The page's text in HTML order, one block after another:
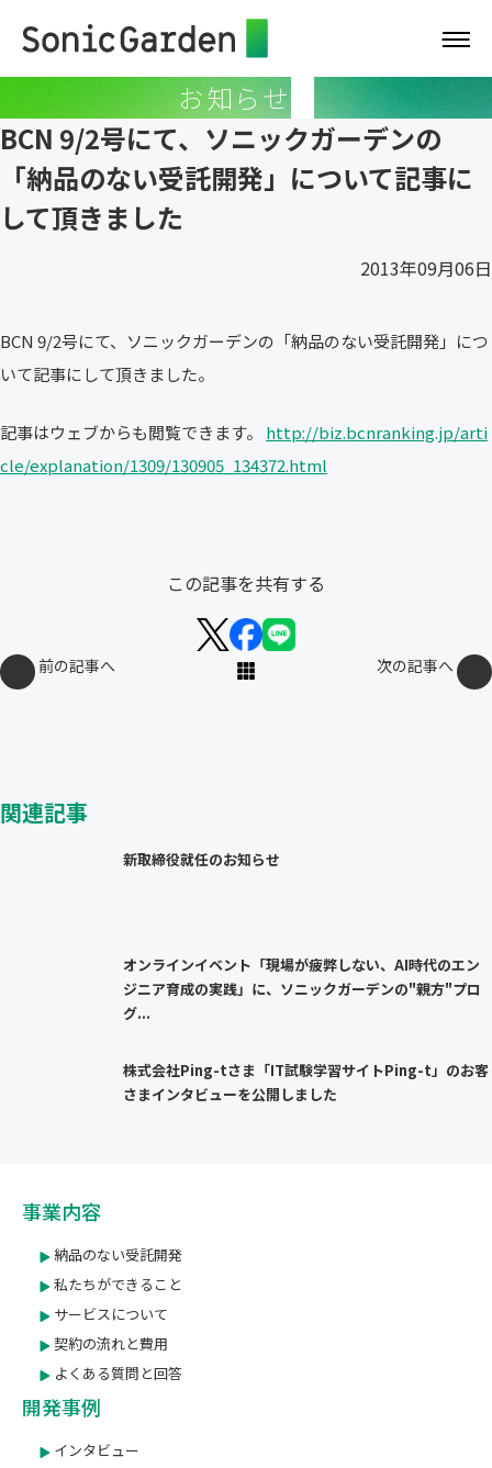
お知らせ
BCN 9/2号にて、ソニックガーデンの
「納品のない受託開発」について記事に
して頂きました
2013年09月06日
BCN 9/2号にて、ソニックガーデンの「納品のない受託開発」につ
いて記事にして頂きました。
記事はウェブからも閲覧できます。 http://biz.bcnranking.jp/arti
cle/explanation/1309/130905_134372.html
この記事を共有する
前の記事へ 次の記事へ
関連記事
新取締役就任のお知らせ
オンラインイベント「現場が疲弊しない、AI時代のエン
ジニア育成の実践」に、ソニックガーデンの"親方"プロ
グ...
株式会社Ping-tさま「IT試験学習サイトPing-t」のお客
さまインタビューを公開しました
事業内容
納品のない受託開発
私たちができること
サービスについて
契約の流れと費用
よくある質問と回答
開発事例
インタビュー